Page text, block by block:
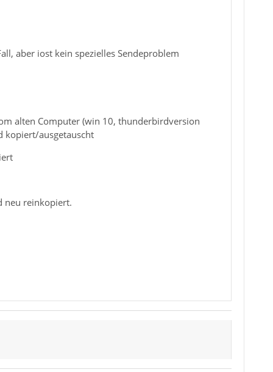
aber iost kein spezielles Sendeproblem
alten Computer (win 10, thunderbirdversion
kopiert/ausgetauscht
neu reinkopiert.